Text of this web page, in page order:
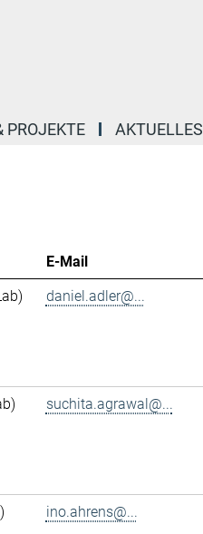
PROJEKTE AKTUELLES
E-Mail
daniel.adler@...
suchita.agrawal@...
ino.ahrens@...